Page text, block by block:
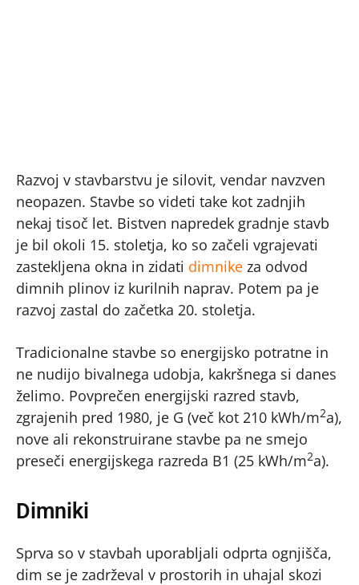
Razvoj v stavbarstvu je silovit, vendar navzven
neopazen. Stavbe so videti take kot zadnjih
nekaj tisoč let. Bistven napredek gradnje stavb
je bil okoli 15. stoletja, ko so začeli vgrajevati
zastekljena okna in zidati dimnike za odvod
dimnih plinov iz kurilnih naprav. Potem pa je
razvoj zastal do začetka 20. stoletja.
Tradicionalne stavbe so energijsko potratne in
ne nudijo bivalnega udobja, kakršnega si danes
želimo. Povprečen energijski razred stavb,
zgrajenih pred 1980, je G (več kot 210 kWh/m2a),
nove ali rekonstruirane stavbe pa ne smejo
preseči energijskega razreda B1 (25 kWh/m2a).
Dimniki
Sprva so v stavbah uporabljali odprta ognjišča,
dim se je zadrževal v prostorih in uhajal skozi